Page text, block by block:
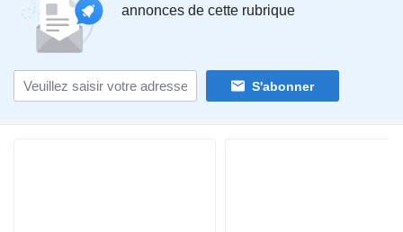
annonces de cette rubrique
S'abonner